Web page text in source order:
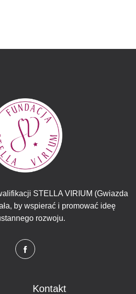
STELLA VIRIUM (Gwiazda
by wspierać i promować ideę
rozwoju.
Kontakt